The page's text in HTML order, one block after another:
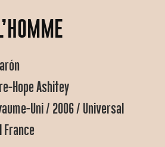
Hope Ashitey
Uni / 2006 / Universal